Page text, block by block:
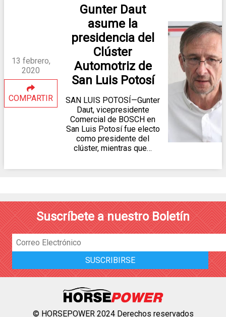
13 febrero,
2020
COMPARTIR
Gunter Daut
asume la
presidencia del
Clúster
Automotriz de
San Luis Potosí
SAN LUIS POTOSÍ—Gunter
Daut, vicepresidente
Comercial de BOSCH en
San Luis Potosí fue electo
como presidente del
clúster, mientras que…
Suscríbete a nuestro Boletín
© HORSEPOWER 2024 Derechos reservados